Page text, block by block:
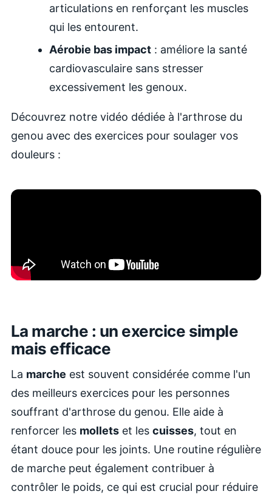
articulations en renforçant les muscles
qui les entourent.
Aérobie bas impact : améliore la santé
cardiovasculaire sans stresser
excessivement les genoux.
Découvrez notre vidéo dédiée à l'arthrose du
genou avec des exercices pour soulager vos
douleurs :
La marche : un exercice simple
mais efficace
La marche est souvent considérée comme l'un
des meilleurs exercices pour les personnes
souffrant d'arthrose du genou. Elle aide à
renforcer les mollets et les cuisses, tout en
étant douce pour les joints. Une routine régulière
de marche peut également contribuer à
contrôler le poids, ce qui est crucial pour réduire